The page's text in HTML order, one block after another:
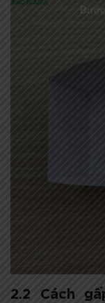
2.2 Cách